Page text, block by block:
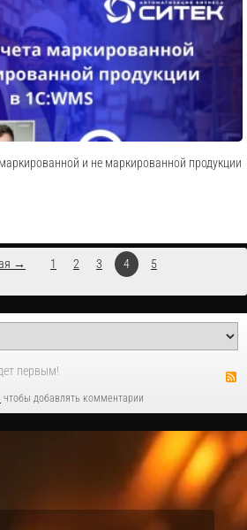
и не маркированной продукции
→ 1 2 3 4 5
первым!
чтобы добавлять комментарии